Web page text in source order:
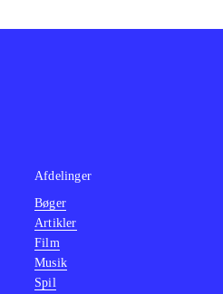
Afdelinger
Bøger
Artikler
Film
Musik
Spil